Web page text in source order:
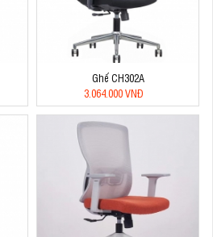
Ghế CH302A
3.064.000 VNĐ